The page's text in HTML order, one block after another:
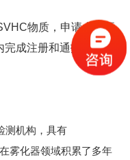
物质，申请人需要
成注册和通报程序。
测机构，具有
雾化器领域积累了多年